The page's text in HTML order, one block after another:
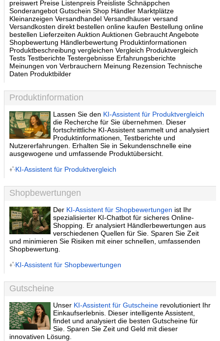
preiswert Preise Listenpreis Preisliste Schnäppchen
Sonderangebot Gutschein Shop Händler Marktplätze
Kleinanzeigen Versandhandel Versandhäuser versand
Versandkosten direkt bestellen online kaufen Bestellung online
bestellen Lieferzeiten Auktion Auktionen Gebraucht Angebote
Shopbewertung Händlerbewertung Produktinformationen
Produktbeschreibung vergleichen Vergleich Produktvergleich
Tests Testberichte Testergebnisse Erfahrungsberichte
Meinungen von Verbrauchern Meinung Rezension Technische
Daten Produktbilder
Produktinformation
Lassen Sie den KI-Assistent für Produktvergleich
die Recherche für Sie übernehmen. Dieser
fortschrittliche KI-Assistent sammelt und analysiert
Produktinformationen, Testberichte und
Nutzererfahrungen. Erhalten Sie in Sekundenschnelle eine
ausgewogene und umfassende Produktübersicht.
KI-Assistent für Produktvergleich
Shopbewertungen
Der KI-Assistent für Shopbewertungen ist Ihr
spezialisierter KI-Chatbot für sicheres Online-
Shopping. Er analysiert Händlerbewertungen aus
verschiedenen Quellen für Sie. Sparen Sie Zeit
und minimieren Sie Risiken mit einer schnellen, umfassenden
Shopbewertung.
KI-Assistent für Shopbewertungen
Gutscheine
Unser KI-Assistent für Gutscheine revolutioniert Ihr
Einkaufserlebnis. Dieser intelligente Assistent,
findet und analysiert die besten Gutscheine für
Sie. Sparen Sie Zeit und Geld mit dieser
innovativen Lösung.